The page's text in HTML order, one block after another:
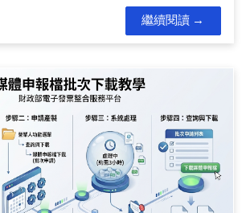
繼續閱讀